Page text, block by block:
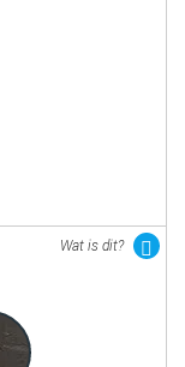
Wat is dit?